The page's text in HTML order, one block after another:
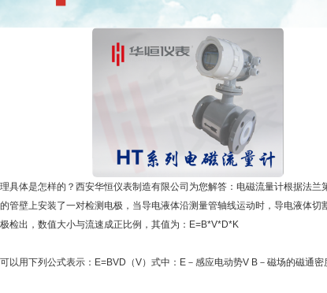
具体是怎样的？西安华恒仪表制造有限公司为您解答：电磁流量计根据法兰
管壁上安装了一对检测电极，当导电液体沿测量管轴线运动时，导电液体切
检出，数值大小与流速成正比例，其值为：E=B*V*D*K
用下列公式表示：E=BVD（V）式中：E－感应电动势V B－磁场的磁通密